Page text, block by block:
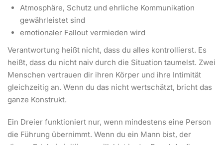
Atmosphäre, Schutz und ehrliche Kommunikation
gewährleistet sind
emotionaler Fallout vermieden wird
Verantwortung heißt nicht, dass du alles kontrollierst. Es
heißt, dass du nicht naiv durch die Situation taumelst. Zwei
Menschen vertrauen dir ihren Körper und ihre Intimität
gleichzeitig an. Wenn du das nicht wertschätzt, bricht das
ganze Konstrukt.
Ein Dreier funktioniert nur, wenn mindestens eine Person
die Führung übernimmt. Wenn du ein Mann bist, der